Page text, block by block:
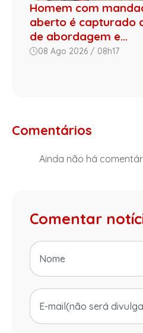
Homem com
aberto é capturado
de abordagem e...
08 Ago 2026 / 08h17
Comentários
Ainda não há
Comentar